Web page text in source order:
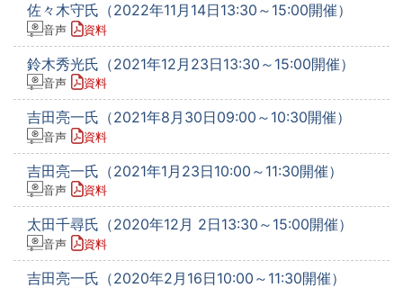
佐々木守氏（2022年11月14日13:30～15:00開催）
音声 資料
鈴木秀光氏（2021年12月23日13:30～15:00開催）
音声 資料
吉田亮一氏（2021年8月30日09:00～10:30開催）
音声 資料
吉田亮一氏（2021年1月23日10:00～11:30開催）
音声 資料
太田千尋氏（2020年12月 2日13:30～15:00開催）
音声 資料
吉田亮一氏（2020年2月16日10:00～11:30開催）